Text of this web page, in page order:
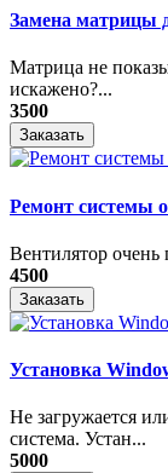
Замена матрицы
Матрица не
искажено?...
3500
Заказать
Ремонт системы
Вентилятор очень
4500
Заказать
Установка
Не загружается
система. Устан...
5000